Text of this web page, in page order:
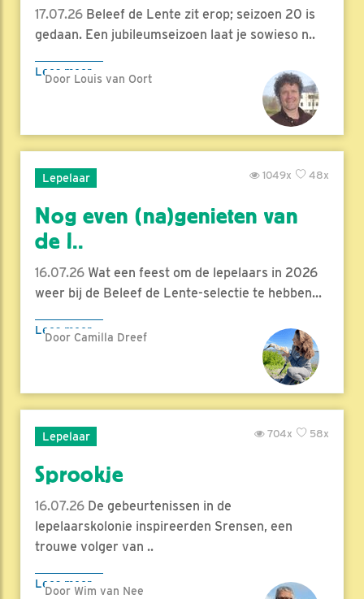
17.07.26 Beleef de Lente zit erop; seizoen 20 is
gedaan. Een jubileumseizoen laat je sowieso n..
Lees meer
Door Louis van Oort
Lepelaar 48x
1049x
Nog even (na)genieten van
de l..
16.07.26 Wat een feest om de lepelaars in 2026
weer bij de Beleef de Lente-selectie te hebben...
Lees meer
Door Camilla Dreef
Lepelaar 58x
704x
Sprookje
16.07.26 De gebeurtenissen in de
lepelaarskolonie inspireerden Srensen, een
trouwe volger van ..
Lees meer
Door Wim van Nee